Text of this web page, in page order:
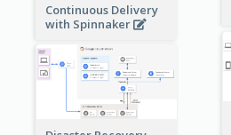
Continuous Delivery
with Spinnaker